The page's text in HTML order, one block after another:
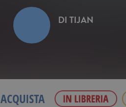
DI TIJAN
ACQUISTA